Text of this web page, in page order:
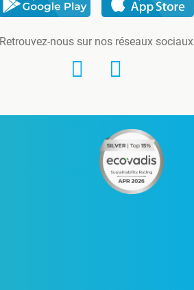
Retrouvez-nous sur nos réseaux sociaux